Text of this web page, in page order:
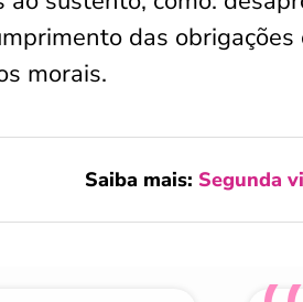
das
morais.
Saiba mais: Segunda